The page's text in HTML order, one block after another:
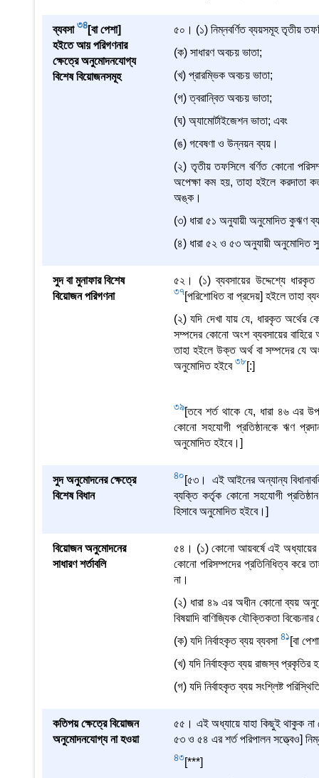
ব্যবসা34[বা পেশা]
হইতে আয় পরিগণনার
ক্ষেত্রে অনুমোদনযোগ্য
বিশেষ বিয়োজনসমূহ
৫০। (১) নিম্নবর্ণিত ব্যয়সমূহ তৃতীয়
(ক) সাধারণ অবচয় ভাতা;
(খ) প্রারম্ভিক অবচয় ভাতা;
(গ) ত্বরান্বিত অবচয় ভাতা;
(ঘ) অ্যামোর্টাইজেশন ভাতা; এবং
(ঙ) গবেষণা ও উন্নয়ন ব্যয়।
(২) তৃতীয় তফসিলে বর্ণিত কোনো
অপেক্ষা কম হয়, তাহা হইলে করদাতা
অঙ্ক।
(৩) ধারা ৫১ অনুযায়ী অনুমোদিত কুঋণ
(৪) ধারা ৫২ ও ৫৩ অনুযায়ী অনুমোদিত
সুদ বা মুনাফার বিশেষ
বিয়োজন পরিগণনা
৫২। (১) ব্যবসায়ের উদ্দেশ্যে
37[পরিশোধিত বা প্রদেয়] হইলে তাহা
(২) যদি দেখা যায় যে, ধারকৃত অর্থের
সম্পদের কোনো অংশ ব্যবসায়ের বাহিরে
তাহা হইলে উক্ত অর্থ বা সম্পদের যে
অনুমোদিত হইবে38[:]
39[তবে শর্ত থাকে যে, ধারা ৪৬ এর
কোনো সহযোগী প্রতিষ্ঠানকে ঋণ
অনুমোদিত হইবে।]
সুদ অনুমোদনের ক্ষেত্রে
বিশেষ বিধান
40[৫৩। এই আইনের অন্যান্য
ব্যক্তি কর্তৃক কোনো সহযোগী
হিসাবে অনুমোদিত হইবে।]
বিয়োজন অনুমোদনের
সাধারণ শর্তাবলি
৫৪। (১) কোনো আয়বর্ষে এই অধ্যায়ের
কোনো পরিসম্পদের প্রতিনিধিত্ব
না।
(২) ধারা ৪৯ এর অধীন কোনো ব্যয়
বিষয়াদি বাণিজ্যিক যৌক্তিকতা
(ক) যদি নির্বাহকৃত ব্যয় ব্যবসা41[বা
(খ) যদি নির্বাহকৃত ব্যয় রাজস্ব প্রকৃতির
(গ) যদি নির্বাহকৃত ব্যয় সংশ্লিষ্ট
কতিপয় ক্ষেত্রে বিয়োজন
অনুমোদনযোগ্য না হওয়া
৫৫। এই অধ্যায়ে যাহা কিছুই থাকুক না
৫৩ ও ৫৪ এর শর্ত পরিপালন সত্ত্বেও]
43[***]